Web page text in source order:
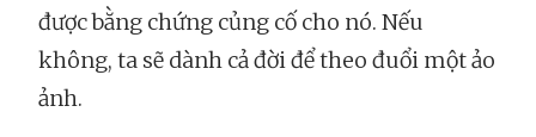
được bằng chứng củng cố cho nó. Nếu
không, ta sẽ dành cả đời để theo đuổi một ảo
ảnh.